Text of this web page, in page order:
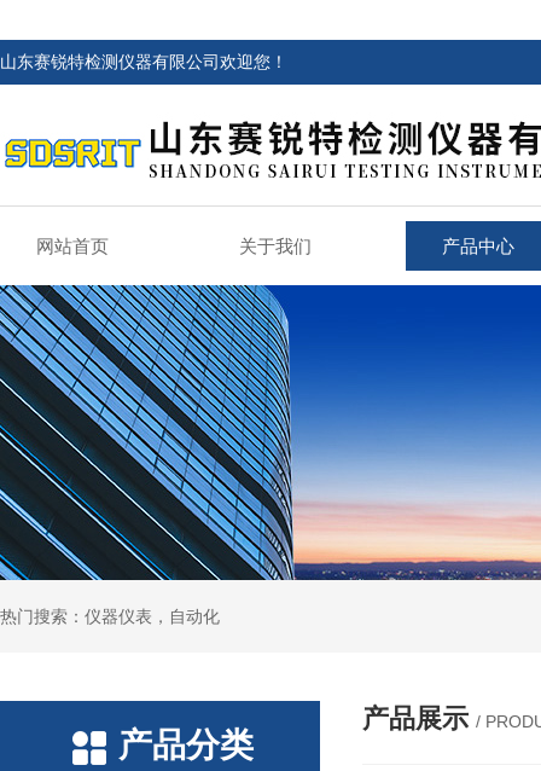
山东赛锐特检测仪器有限公司欢迎您！
网站首页 关于我们 产品中心
热门搜索：仪器仪表，自动化
产品分类
产品展示 /